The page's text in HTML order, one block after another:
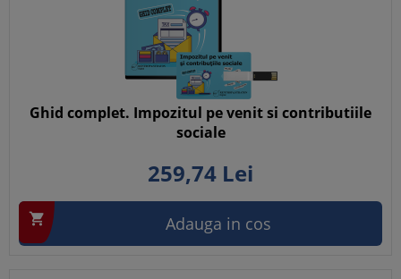
Ghid complet. Impozitul pe venit si contributiile
sociale
259,74 Lei
 Adauga in cos